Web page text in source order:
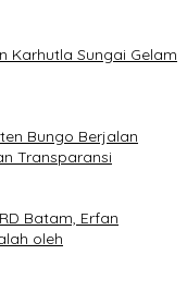
Karhutla Sungai Gelam
Bungo Berjalan
Transparansi
Batam, Erfan
oleh